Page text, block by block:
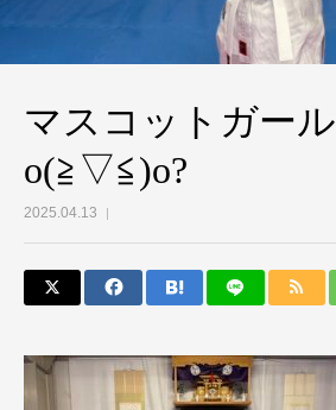
マスコットガール
o(≧▽≦)o?
2025.04.13